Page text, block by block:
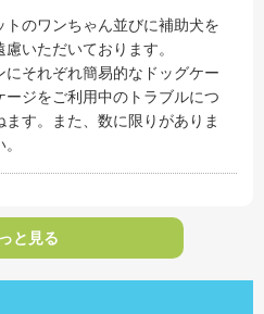
トのワンちゃん並びに補助犬を
いただいております。
にそれぞれ簡易的なドッグケー
ージをご利用中のトラブルにつ
す。また、数に限りがありま
と見る